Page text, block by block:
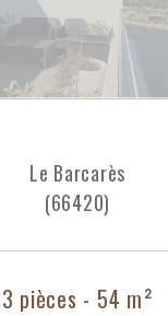
Le Barcarès
(66420)
3 pièces - 54 m²